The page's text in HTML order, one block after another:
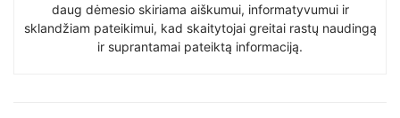
daug dėmesio skiriama aiškumui, informatyvumui ir
sklandžiam pateikimui, kad skaitytojai greitai rastų naudingą
ir suprantamai pateiktą informaciją.